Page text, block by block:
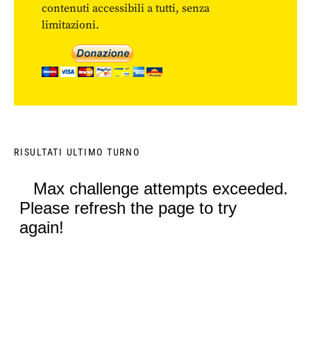
contenuti accessibili a tutti, senza
limitazioni.
RISULTATI ULTIMO TURNO